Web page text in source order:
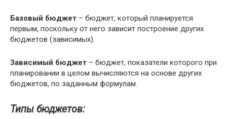
Базовый бюджет – бюджет, который планируется
первым, поскольку от него зависит построение других
бюджетов (зависимых).
Зависимый бюджет – бюджет, показатели которого при
планировании в целом вычисляются на основе других
бюджетов, по заданным формулам.
Типы бюджетов: